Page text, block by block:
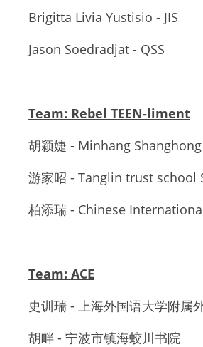
Brigitta Livia Yustisio - JIS
Jason Soedradjat - QSS
Team: Rebel TEEN-liment
胡颖婕 - Minhang
游家昭 - Tanglin trust school
柏添瑞 - Chinese
Team: ACE
史训瑞 - 上海外国语大学附属
胡畔 - 宁波市镇海蛟川书院